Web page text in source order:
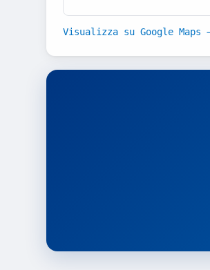
Visualizza su Google Maps